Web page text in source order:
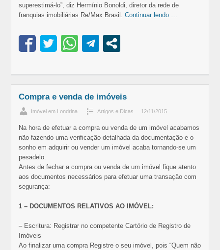
superestimá-lo”, diz Hermínio Bonoldi, diretor da rede de
franquias imobiliárias Re/Max Brasil.Continuar lendo …
Compra e venda de imóveis
Imóvel em Londrina Artigos e Dicas 12/11/2015
Na hora de efetuar a compra ou venda de um imóvel acabamos
não fazendo uma verificação detalhada da documentação e o
sonho em adquirir ou vender um imóvel acaba tornando-se um
pesadelo.
Antes de fechar a compra ou venda de um imóvel fique atento
aos documentos necessários para efetuar uma transação com
segurança:
1 – DOCUMENTOS RELATIVOS AO IMÓVEL:
– Escritura: Registrar no competente Cartório de Registro de
Imóveis
Ao finalizar uma compra Registre o seu imóvel, pois “Quem não